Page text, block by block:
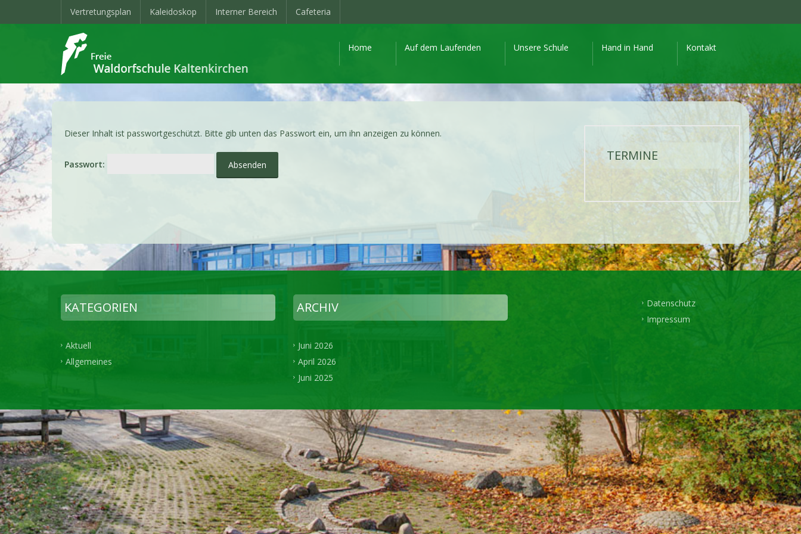
Vertretungsplan Kaleidoskop Interner Bereich Cafeteria
Home Auf dem Laufenden Unsere Schule Hand in Hand Kontakt
Dieser Inhalt ist passwortgeschützt. Bitte gib unten das Passwort ein, um ihn anzeigen zu können.
Passwort:
TERMINE
KATEGORIEN
Aktuell
Allgemeines
ARCHIV
Juni 2026
April 2026
Juni 2025
Datenschutz
Impressum